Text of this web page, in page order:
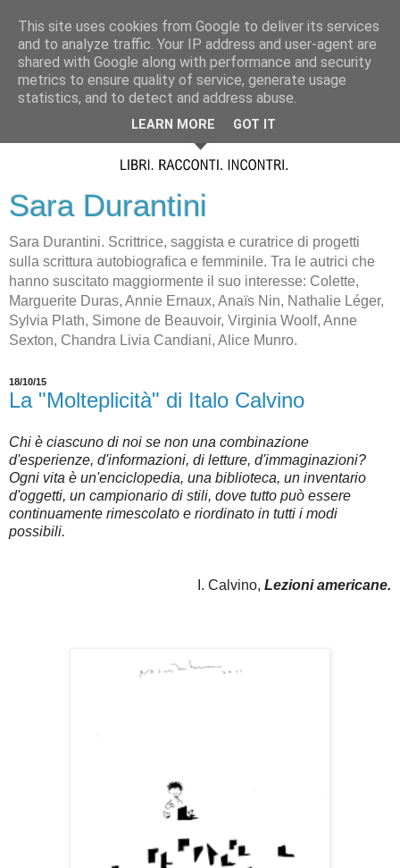
Sara Durantini
Sara Durantini. Scrittrice, saggista e curatrice di progetti
sulla scrittura autobiografica e femminile. Tra le autrici che
hanno suscitato maggiormente il suo interesse: Colette,
Marguerite Duras, Annie Ernaux, Anaïs Nin, Nathalie Léger,
Sylvia Plath, Simone de Beauvoir, Virginia Woolf, Anne
Sexton, Chandra Livia Candiani, Alice Munro.
18/10/15
La "Molteplicità" di Italo Calvino
Chi è ciascuno di noi se non una combinazione
d'esperienze, d'informazioni, di letture, d'immaginazioni?
Ogni vita è un'enciclopedia, una biblioteca, un inventario
d'oggetti, un campionario di stili, dove tutto può essere
continuamente rimescolato e riordinato in tutti i modi
possibili.
I. Calvino, Lezioni americane.
This site uses cookies from Google to deliver its services
and to analyze traffic. Your IP address and user-agent are
shared with Google along with performance and security
metrics to ensure quality of service, generate usage
statistics, and to detect and address abuse.
LEARN MORE GOT IT